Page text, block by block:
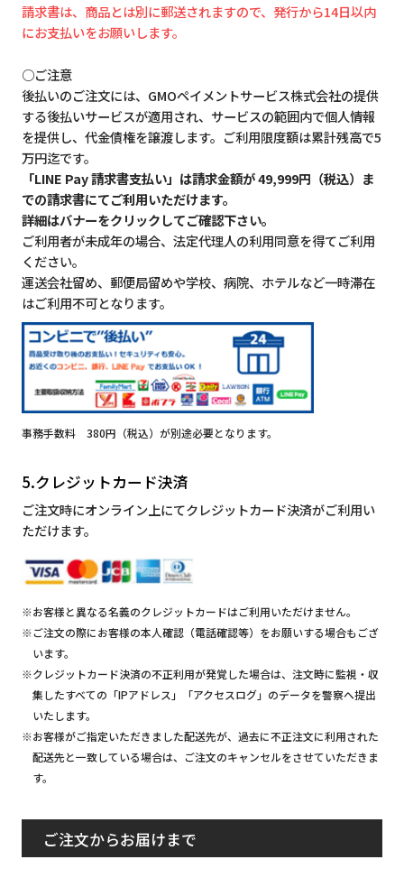
請求書は、商品とは別に郵送されますので、発行から14日以内
にお支払いをお願いします。
○ご注意
後払いのご注文には、GMOペイメントサービス株式会社の提供
する後払いサービスが適用され、サービスの範囲内で個人情報
を提供し、代金債権を譲渡します。ご利用限度額は累計残高で5
万円迄です。
「LINE Pay 請求書支払い」は請求金額が 49,999円（税込）ま
での請求書にてご利用いただけます。
詳細はバナーをクリックしてご確認下さい。
ご利用者が未成年の場合、法定代理人の利用同意を得てご利用
ください。
運送会社留め、郵便局留めや学校、病院、ホテルなど一時滞在
はご利用不可となります。
事務手数料 380円（税込）が別途必要となります。
5.クレジットカード決済
ご注文時にオンライン上にてクレジットカード決済がご利用い
ただけます。
※お客様と異なる名義のクレジットカードはご利用いただけません。
※ご注文の際にお客様の本人確認（電話確認等）をお願いする場合もござ
います。
※クレジットカード決済の不正利用が発覚した場合は、注文時に監視・収
集したすべての「IPアドレス」「アクセスログ」のデータを警察へ提出
いたします。
※お客様がご指定いただきました配送先が、過去に不正注文に利用された
配送先と一致している場合は、ご注文のキャンセルをさせていただきま
す。
ご注文からお届けまで